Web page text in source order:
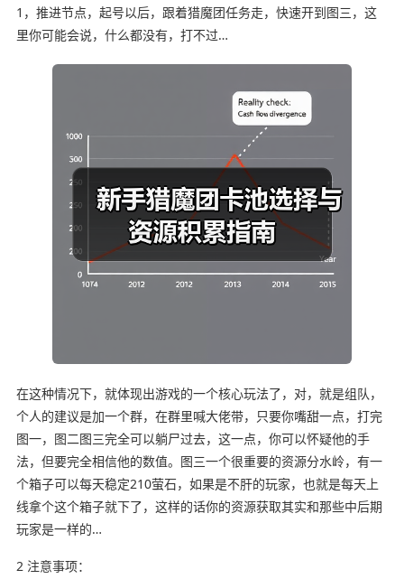
1，推进节点，起号以后，跟着猎魔团任务走，快速开到图三，这
里你可能会说，什么都没有，打不过…
在这种情况下，就体现出游戏的一个核心玩法了，对，就是组队，
个人的建议是加一个群，在群里喊大佬带，只要你嘴甜一点，打完
图一，图二图三完全可以躺尸过去，这一点，你可以怀疑他的手
法，但要完全相信他的数值。图三一个很重要的资源分水岭，有一
个箱子可以每天稳定210萤石，如果是不肝的玩家，也就是每天上
线拿个这个箱子就下了，这样的话你的资源获取其实和那些中后期
玩家是一样的…
2 注意事项：